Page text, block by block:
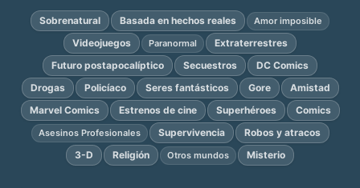
Sobrenatural Basada en hechos reales Amor imposible
Videojuegos Paranormal
Extraterrestres
Futuro postapocalíptico
Secuestros
DC Comics
Drogas
Policíaco Seres fantásticos Gore
Amistad
Marvel Comics
Estrenos de cine Superhéroes Comics
Asesinos Profesionales Supervivencia
Robos y atracos
3-D
Religión Otros mundos Misterio